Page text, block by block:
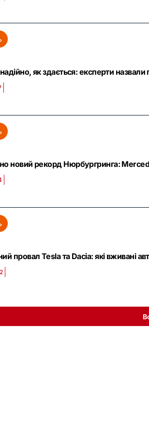
як здається: експерти назвали
новий рекорд Нюрбургринга:
провал Tesla та Dacia: які вживані